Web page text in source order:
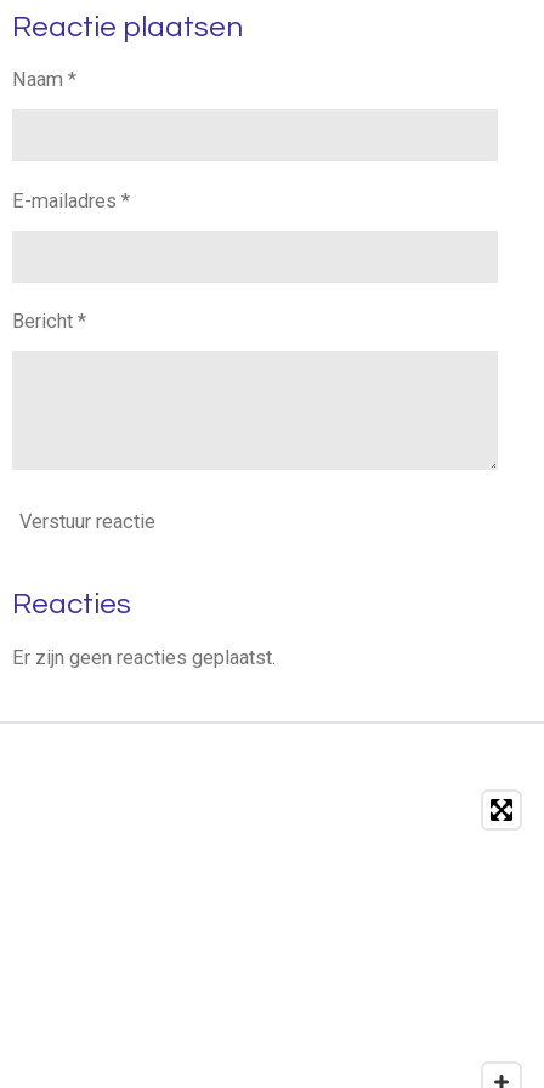
e
n
l
r
e
e
n
Reactie plaatsen
Naam *
E-mailadres *
Bericht *
Verstuur reactie
Reacties
Er zijn geen reacties geplaatst.